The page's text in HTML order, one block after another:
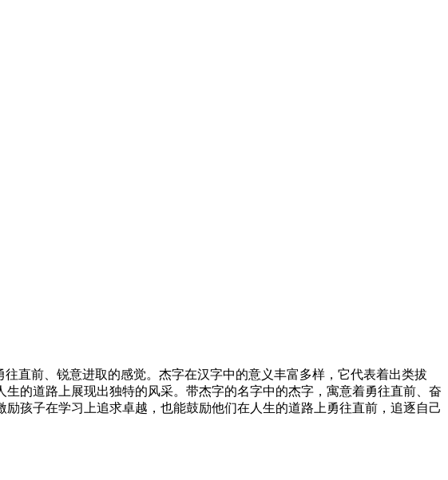
直前、锐意进取的感觉。杰字在汉字中的意义丰富多样，它代表着出类拔
的道路上展现出独特的风采。带杰字的名字中的杰字，寓意着勇往直前、奋
孩子在学习上追求卓越，也能鼓励他们在人生的道路上勇往直前，追逐自己